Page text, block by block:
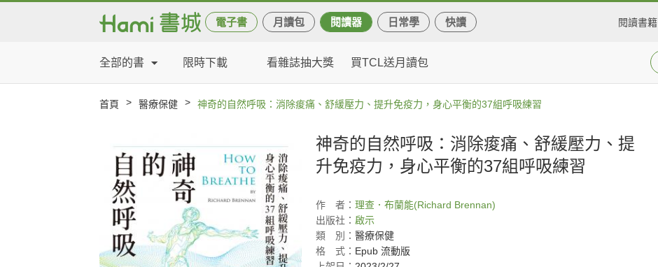
電子書 月讀包 閱讀器 日常學 快讀 閱讀書籍
全部的書 限時下載 看雜誌抽大獎 買TCL送月讀包
首頁 > 醫療保健 > 神奇的自然呼吸：消除痠痛、舒緩壓力、提升免疫力，身心平衡的37組呼吸練習
神奇的自然呼吸：消除痠痛、舒緩壓力、提
升免疫力，身心平衡的37組呼吸練習
作 者： 理查．布蘭能(Richard Brennan)
出版社： 啟示
類
別： 醫療保健
格
式： Epub 流動版